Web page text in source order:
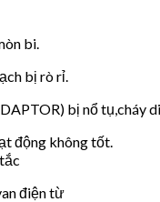
bi.
bị rò rỉ.
bị nổ tụ,cháy
động không tốt.
điện từ